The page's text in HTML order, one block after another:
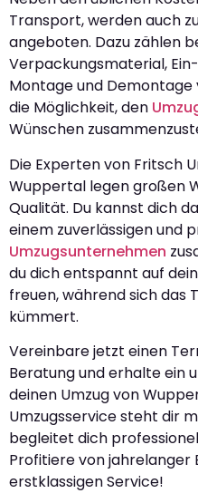
Transport, werden auch
angeboten. Dazu zählen
Verpackungsmaterial,
Montage und Demontage
die Möglichkeit, den
Wünschen
Die Experten von Fritsch
Wuppertal legen großen
Qualität. Du kannst dich
einem zuverlässigen und
Umzugsunternehmen
du dich entspannt auf
freuen, während sich das
kümmert.
Vereinbare jetzt einen
Beratung und erhalte ein
deinen Umzug von
Umzugsservice steht dir
begleitet dich
Profitiere von jahrelanger
erstklassigen Service!